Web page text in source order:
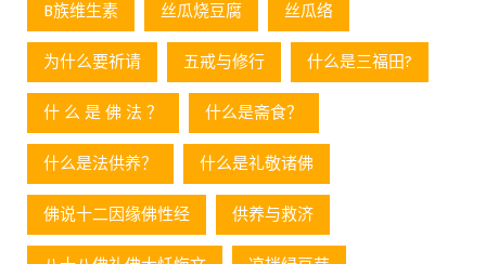
B族维生素 丝瓜烧豆腐 丝瓜络
为什么要祈请 五戒与修行 什么是三福田?
什 么 是 佛 法 ？ 什么是斋食？
什么是法供养？ 什么是礼敬诸佛
佛说十二因缘佛性经 供养与救济